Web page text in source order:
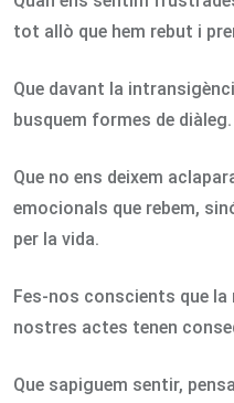
tot allò que hem rebut i
Que davant la
busquem formes de diàleg.
Que no ens deixem
emocionals que rebem,
per la vida.
Fes-nos conscients que
nostres actes tenen
Que sapiguem sentir,